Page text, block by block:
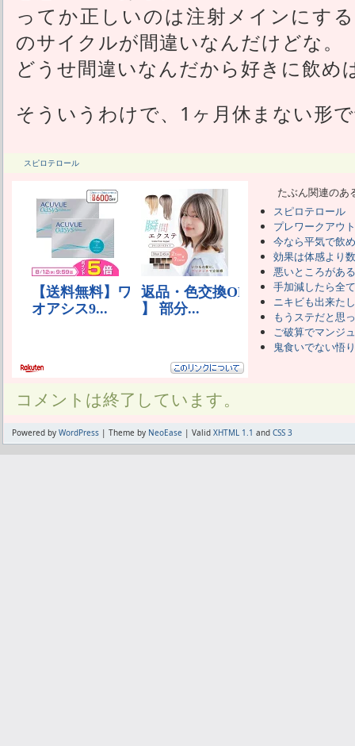
ってか正しいのは注射メインにす
のサイクルが間違いなんだけどな。
どうせ間違いなんだから好きに飲め
そういうわけで、1ヶ月休まない形
スピロテロール
たぶん関連のあ
スピロテロール
プレワークアウ
今なら平気で飲
効果は体感より
悪いところがあ
手加減したら全
ニキビも出来た
もうステだと思
ご破算でマンジ
鬼食いでない悟り
コメントは終了しています。
Powered by WordPress | Theme by NeoEase | Valid XHTML 1.1 and CSS 3